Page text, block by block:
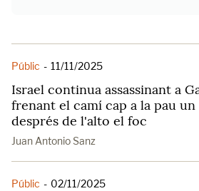
Públic - 11/11/2025
Israel continua assassinant a
frenant el camí cap a la pau un
després de l'alto el foc
Juan Antonio Sanz
Públic - 02/11/2025